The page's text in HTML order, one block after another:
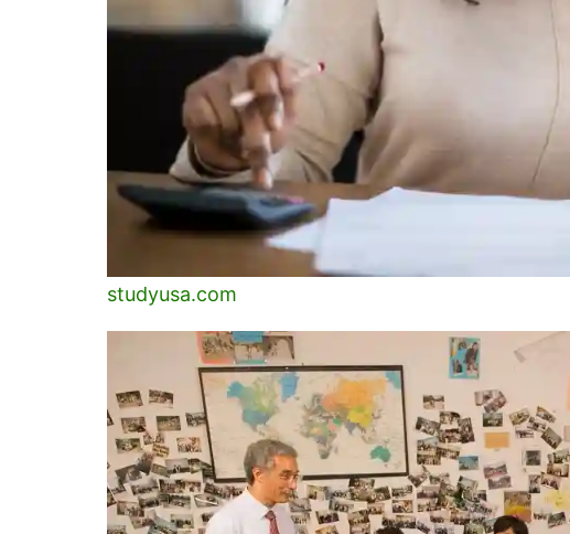
studyusa.com